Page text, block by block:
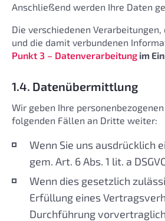
Anschließend werden Ihre Daten
Die verschiedenen
und die damit verbundenen
Punkt 3 – Datenverarbeitung im
1.4. Datenübermittlung
Wir geben Ihre
folgenden Fällen an Dritte weiter:
Wenn Sie uns ausdrücklich
gem. Art. 6 Abs. 1 lit. a
Wenn dies gesetzlich
Erfüllung eines
Durchführung